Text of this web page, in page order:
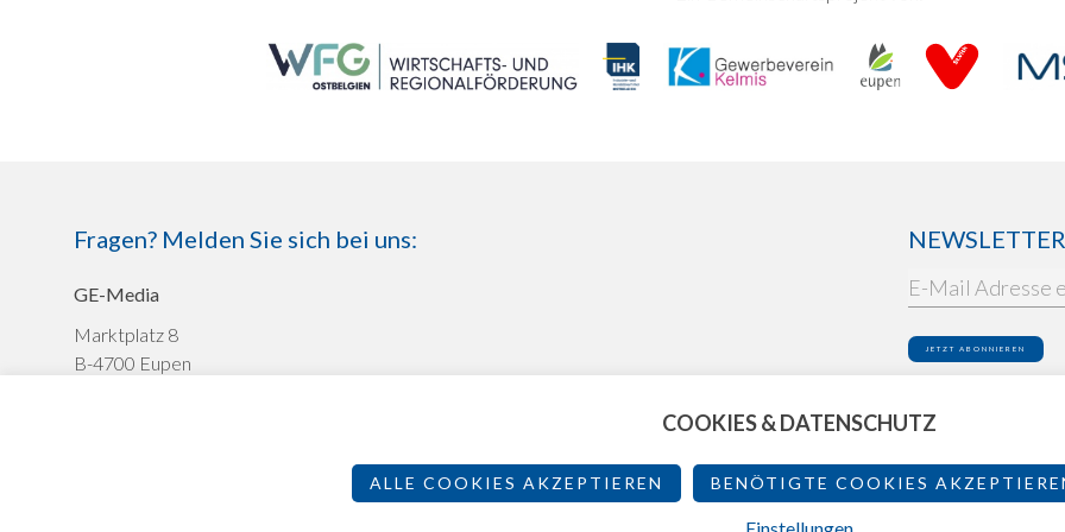
Fragen? Melden Sie sich bei uns:
GE-Media
Marktplatz 8
B-4700 Eupen
COOKIES & DATENSCHUTZ
ALLE COOKIES AKZEPTIEREN BENÖTIGTE COOKIES